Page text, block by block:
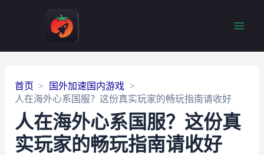
首页
国外加速国内游戏
人在海外心系国服？这份真实玩家的畅玩指南请收好
人在海外心系国服？这份真
实玩家的畅玩指南请收好